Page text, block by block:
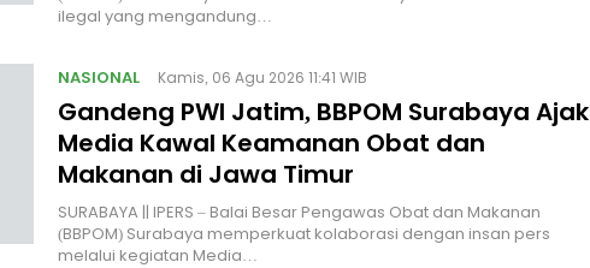
ilegal yang mengandung…
NASIONAL Kamis, 06 Agu 2026 11:41 WIB
Gandeng PWI Jatim, BBPOM Surabaya Ajak
Media Kawal Keamanan Obat dan
Makanan di Jawa Timur
SURABAYA || IPERS – Balai Besar Pengawas Obat dan Makanan
(BBPOM) Surabaya memperkuat kolaborasi dengan insan pers
melalui kegiatan Media…